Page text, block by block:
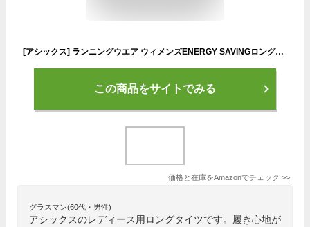
[アシックス] ランニングウエア ウィメンズENERGY SAVINGロングタイツ 2012C281 レディース
この商品をサイトでみる
価格と在庫をAmazonでチェック >>
グラスマン(60代・男性)
アシックスのレディース用ロングタイツです。履き心地が